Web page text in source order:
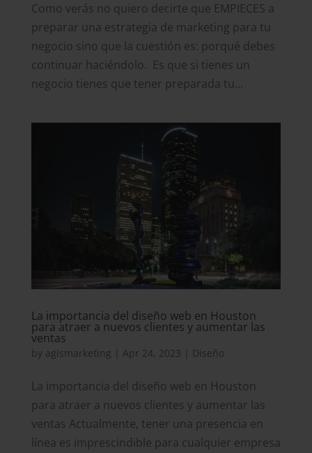
Como verás no quiero decirte que EMPIECES a
preparar una estrategia de marketing para tu
negocio sino que la cuestión es: porqué debes
continuar haciéndolo. Es que si tienes un
negocio tienes que tener preparada tu...
La importancia del diseño web en Houston
para atraer a nuevos clientes y aumentar las
ventas
by agismarketing Apr 24, 2023 Diseño
La importancia del diseño web en Houston
para atraer a nuevos clientes y aumentar las
ventas Actualmente, tener una presencia en
línea es imprescindible para cualquier empresa